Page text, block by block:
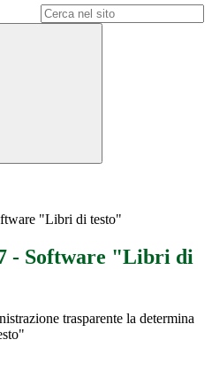
"Libri di testo"
- Software "Libri di
trasparente la determina